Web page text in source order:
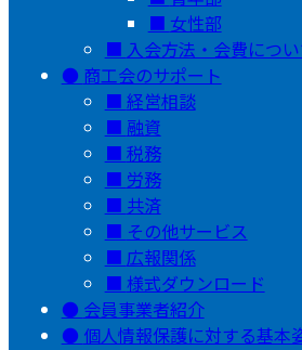
女性部
入会方法・会費につ
商工会のサポート
経営相談
融資
税務
労務
共済
その他サービス
広報関係
様式ダウンロード
会員事業者紹介
個人情報保護に対する基本